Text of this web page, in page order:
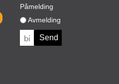
Påmelding
Avmelding